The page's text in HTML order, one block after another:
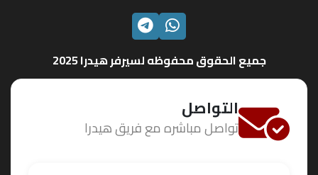
الواتسابتليجرام
جميع الحقوق محفوظه لسيرفر هيدرا 2025
التواصل
تواصل مباشره مع فريق هيدرا